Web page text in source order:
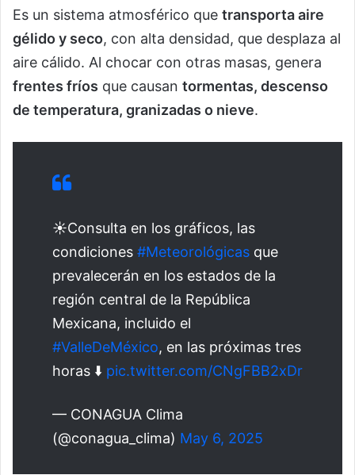
Es un sistema atmosférico que transporta aire
gélido y seco, con alta densidad, que desplaza al
aire cálido. Al chocar con otras masas, genera
frentes fríos que causan tormentas, descenso
de temperatura, granizadas o nieve.
☀️Consulta en los gráficos, las
condiciones #Meteorológicas que
prevalecerán en los estados de la
región central de la República
Mexicana, incluido el
#ValleDeMéxico, en las próximas tres
horas ⬇️ pic.twitter.com/CNgFBB2xDr
— CONAGUA Clima
(@conagua_clima) May 6, 2025